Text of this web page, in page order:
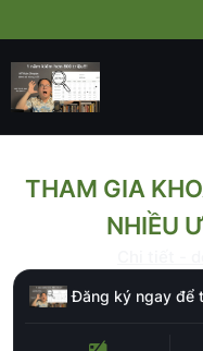
THAM GIA
NHIỀU
Đăng ký ngay để